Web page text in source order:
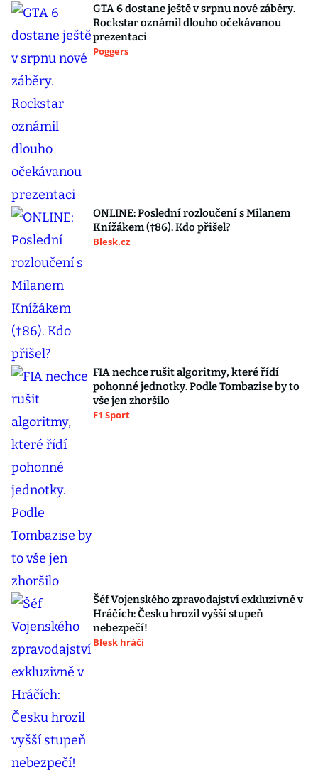
GTA 6 dostane ještě v srpnu nové záběry.
Rockstar oznámil dlouho očekávanou
prezentaci
Poggers
ONLINE: Poslední rozloučení s Milanem
Knížákem (†86). Kdo přišel?
Blesk.cz
FIA nechce rušit algoritmy, které řídí
pohonné jednotky. Podle Tombazise by to
vše jen zhoršilo
F1 Sport
Šéf Vojenského zpravodajství exkluzivně v
Hráčích: Česku hrozil vyšší stupeň
nebezpečí!
Blesk hráči